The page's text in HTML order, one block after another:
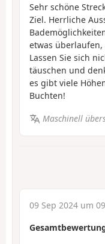
Sehr schöne
Ziel. Herrliche
etwas
Lassen Sie sich
täuschen und
es gibt viele
Buchten!
Maschinell
09 Sep 2024 um